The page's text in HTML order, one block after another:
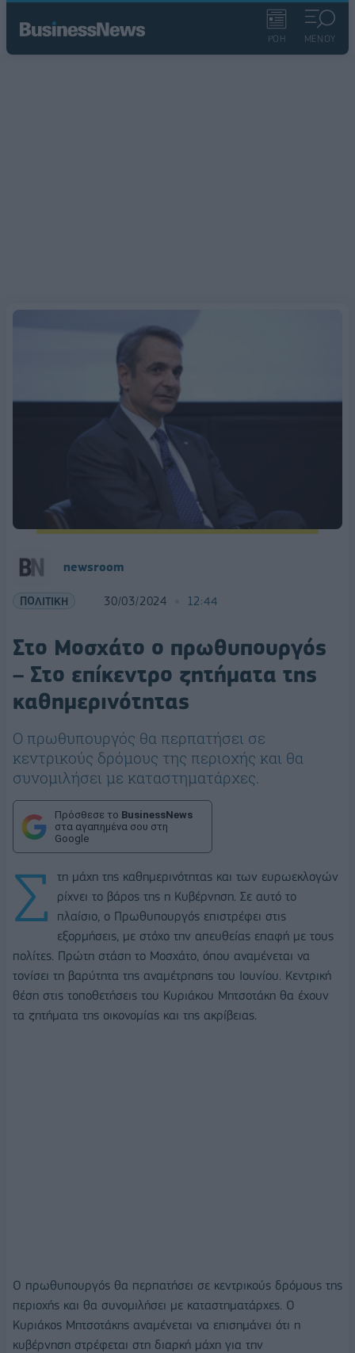
ΡΟΗ ΜΕΝΟΥ
newsroom
ΠΟΛΙΤΙΚΗ 30/03/2024 12:44
Στο Μοσχάτο ο πρωθυπουργός
– Στο επίκεντρο ζητήματα της
καθημερινότητας
O πρωθυπουργός θα περπατήσει σε
κεντρικούς δρόμους της περιοχής και θα
συνομιλήσει με καταστηματάρχες.
Πρόσθεσε το BusinessNews
στα αγαπημένα σου στη
Google
Σ
τη μάχη της καθημερινότητας και των ευρωεκλογών
ρίχνει το βάρος της η Κυβέρνηση. Σε αυτό το
πλαίσιο, ο Πρωθυπουργός επιστρέφει στις
εξορμήσεις, με στόχο την απευθείας επαφή με τους
πολίτες. Πρώτη στάση το Μοσχάτο, όπου αναμένεται να
τονίσει τη βαρύτητα της αναμέτρησης του Ιουνίου. Kεντρική
θέση στις τοποθετήσεις του Κυριάκου Μητσοτάκη θα έχουν
τα ζητήματα της οικονομίας και της ακρίβειας.
O πρωθυπουργός θα περπατήσει σε κεντρικούς δρόμους της
περιοχής και θα συνομιλήσει με καταστηματάρχες. Ο
Κυριάκος Μητσοτάκης αναμένεται να επισημάνει ότι η
κυβέρνηση στρέφεται στη διαρκή μάχη για την